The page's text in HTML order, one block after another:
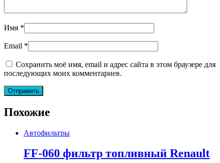
Имя *
Email *
Сохранить моё имя, email и адрес сайта в этом браузере для
последующих моих комментариев.
Похожие
Автофильтры
FF-060 фильтр топливный Renault